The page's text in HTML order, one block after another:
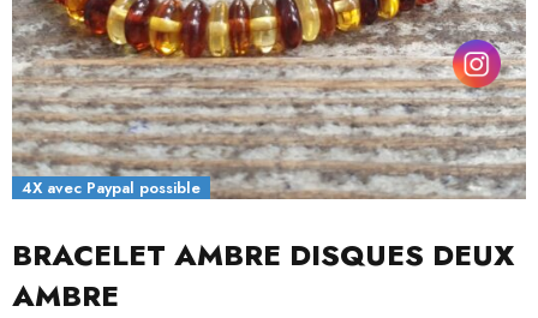
4X avec Paypal possible
BRACELET AMBRE DISQUES DEUX
AMBRE